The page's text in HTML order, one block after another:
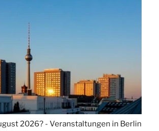
2026? - Veranstaltungen in Berlin